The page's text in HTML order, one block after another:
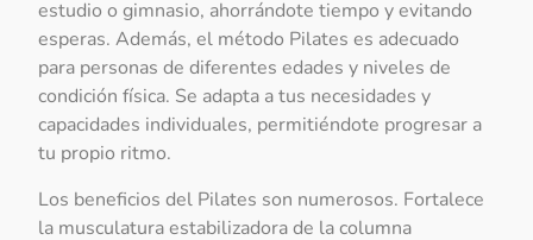
estudio o gimnasio, ahorrándote tiempo y evitando
esperas. Además, el método Pilates es adecuado
para personas de diferentes edades y niveles de
condición física. Se adapta a tus necesidades y
capacidades individuales, permitiéndote progresar a
tu propio ritmo.
Los beneficios del Pilates son numerosos. Fortalece
la musculatura estabilizadora de la columna